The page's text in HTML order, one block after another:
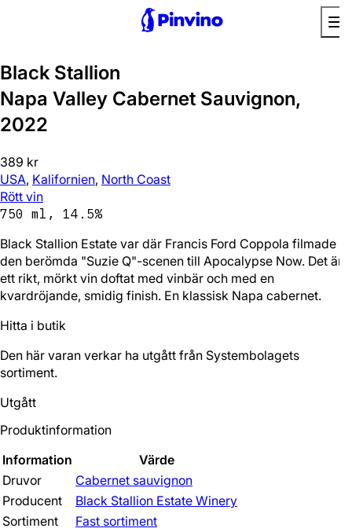
Black Stallion
Napa Valley Cabernet Sauvignon,
2022
389 kr
USA, Kalifornien, North Coast
Rött vin
750 ml, 14.5%
Black Stallion Estate var där Francis Ford Coppola filmade
den berömda "Suzie Q"-scenen till Apocalypse Now. Det är
ett rikt, mörkt vin doftat med vinbär och med en
kvardröjande, smidig finish. En klassisk Napa cabernet.
Hitta i butik
Den här varan verkar ha utgått från Systembolagets
sortiment.
Utgått
Produktinformation
Information
Värde
Druvor
Cabernet sauvignon
Producent
Black Stallion Estate Winery
Sortiment
Fast sortiment